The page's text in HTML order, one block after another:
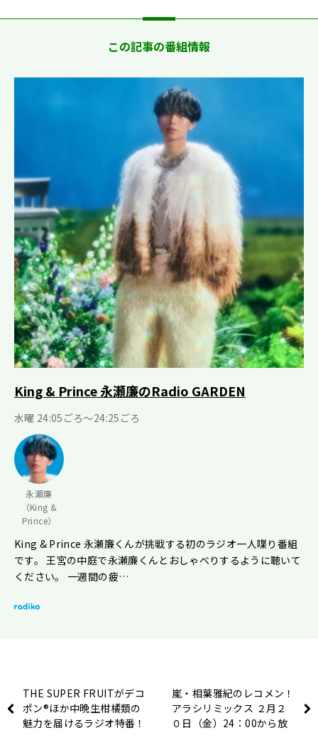
この記事の番組情報
King & Prince 永瀬廉のRadio GARDEN
水曜 24:05ごろ～24:25ごろ
永瀬廉
（King &
Prince）
King & Prince 永瀬廉くんが挑戦する初のラジオ一人喋り番組
です。 王宮の中庭で永瀬廉くんとおしゃべりするように聴いて
ください。 一週間の疲…
THE SUPER FRUITがデコ
ポン®ほか中晩生柑橘類の
魅力を届けるラジオ特番！
嵐・相葉雅紀のレコメン！
アラシリミックス ２月２
０日（金）24：00から放